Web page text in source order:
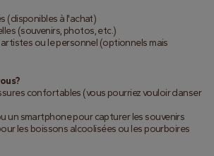
(disponibles à l'achat)
(souvenirs, photos, etc.)
ou le personnel (optionnels mais
confortables (vous pourriez vouloir danser
un smartphone pour capturer les souvenirs
les boissons alcoolisées ou les pourboires